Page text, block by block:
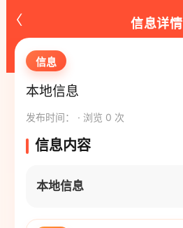
‹ 信息详情
信息
本地信息
发布时间： · 浏览 0 次
信息内容
本地信息